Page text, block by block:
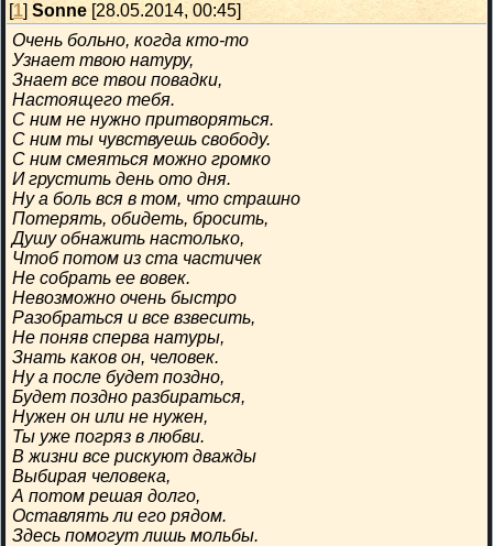
[1] Sonne [28.05.2014, 00:45]
Очень больно, когда кто-то
Узнает твою натуру,
Знает все твои повадки,
Настоящего тебя.
С ним не нужно притворяться.
С ним ты чувствуешь свободу.
С ним смеяться можно громко
И грустить день ото дня.
Ну а боль вся в том, что страшно
Потерять, обидеть, бросить,
Душу обнажить настолько,
Чтоб потом из ста частичек
Не собрать ее вовек.
Невозможно очень быстро
Разобраться и все взвесить,
Не поняв сперва натуры,
Знать каков он, человек.
Ну а после будет поздно,
Будет поздно разбираться,
Нужен он или не нужен,
Ты уже погряз в любви.
В жизни все рискуют дважды
Выбирая человека,
А потом решая долго,
Оставлять ли его рядом.
Здесь помогут лишь мольбы.